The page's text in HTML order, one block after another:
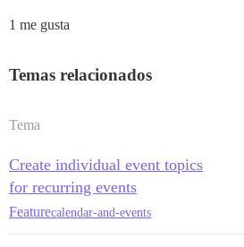
1 me gusta
Temas relacionados
Tema
Create individual event topics
for recurring events
Featurecalendar-and-events